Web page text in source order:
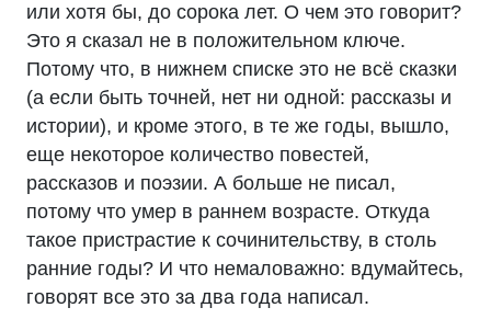
или хотя бы, до сорока лет. О чем это говорит?
Это я сказал не в положительном ключе.
Потому что, в нижнем списке это не всё сказки
(а если быть точней, нет ни одной: рассказы и
истории), и кроме этого, в те же годы, вышло,
еще некоторое количество повестей,
рассказов и поэзии. А больше не писал,
потому что умер в раннем возрасте. Откуда
такое пристрастие к сочинительству, в столь
ранние годы? И что немаловажно: вдумайтесь,
говорят все это за два года написал.